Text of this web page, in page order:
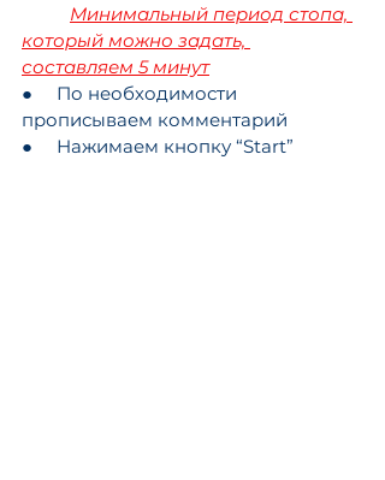
Минимальный период стопа,
который можно задать,
составляем 5 минут
●     По необходимости
прописываем комментарий
●     Нажимаем кнопку “Start”